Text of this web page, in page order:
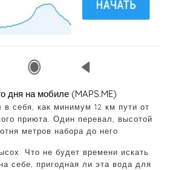
дня на мобиле (MAPS.ME)
себя, как минимум 12 км пути от
приюта. Один перевал, высотой
метров набора до него.
Что не будет времени искать
себе, пригодная ли эта вода для